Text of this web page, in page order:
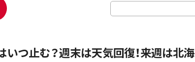
いつ止む？週末は天気回復！来週は北海